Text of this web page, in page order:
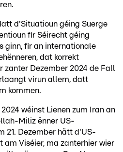
d'Situatioun géing Suerge
fir Séirecht géing
ginn, fir an internationale
dat korrekt
zanter Dezember 2024 de Fall
virun allem, datt
kommen.
wéinst Lienen zum Iran an
Miliz ënner US-
21. Dezember hätt d'US-
am Viséier, ma zanterhier wier